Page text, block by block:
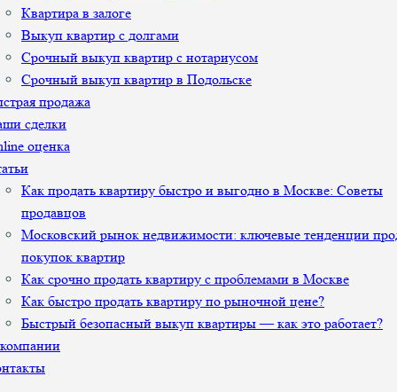
Квартира в залоге
Выкуп квартир с долгами
Срочный выкуп квартир с нотариусом
Срочный выкуп квартир в Подольске
продажа
сделки
оценка
Как продать квартиру быстро и выгодно в Москве: Советы
продавцов
Московский рынок недвижимости: ключевые тенденции
покупок квартир
Как срочно продать квартиру с проблемами в Москве
Как быстро продать квартиру по рыночной цене?
Быстрый безопасный выкуп квартиры — как это работает?